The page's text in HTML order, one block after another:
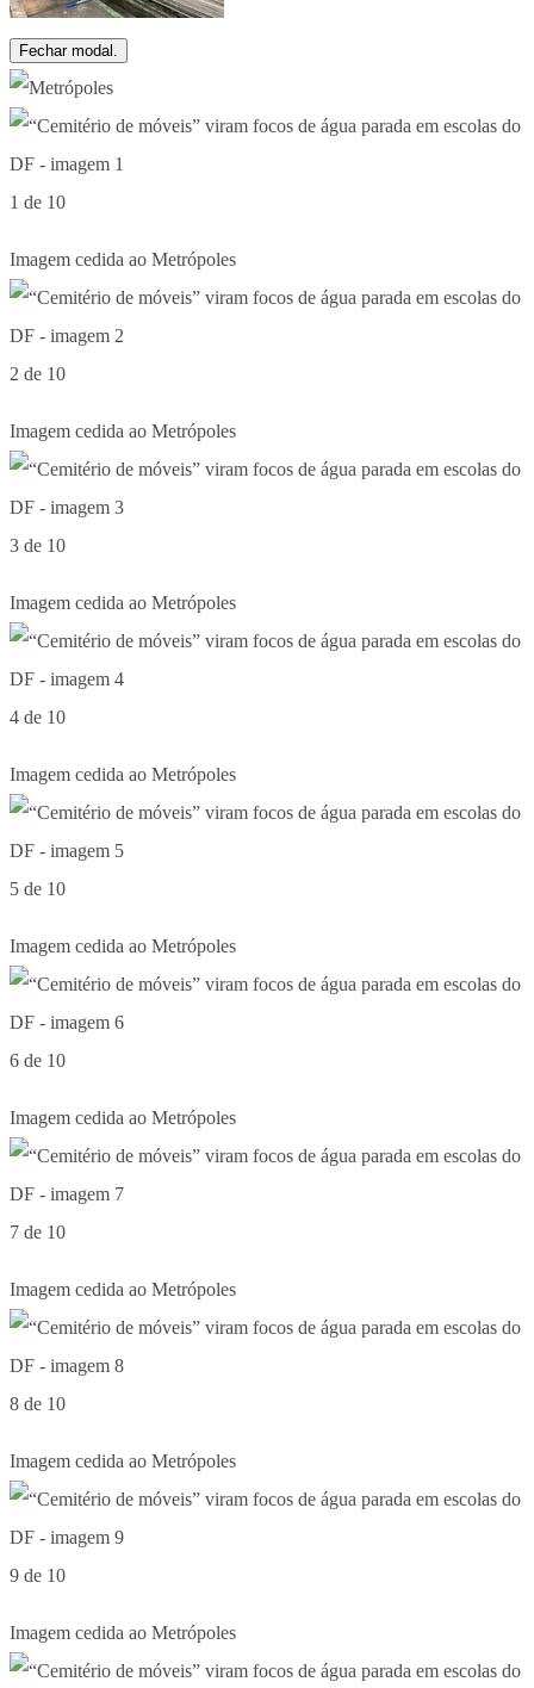
Fechar modal.
1 de 10
Imagem cedida ao Metrópoles
2 de 10
Imagem cedida ao Metrópoles
3 de 10
Imagem cedida ao Metrópoles
4 de 10
Imagem cedida ao Metrópoles
5 de 10
Imagem cedida ao Metrópoles
6 de 10
Imagem cedida ao Metrópoles
7 de 10
Imagem cedida ao Metrópoles
8 de 10
Imagem cedida ao Metrópoles
9 de 10
Imagem cedida ao Metrópoles